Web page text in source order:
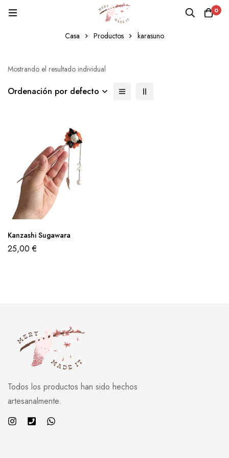
0
karasuno
Casa Productos karasuno
Mostrando el resultado individual
Ordenación por defecto
Kanzashi Sugawara
25,00€
Todos los productos han sido hechos
artesanalmente.